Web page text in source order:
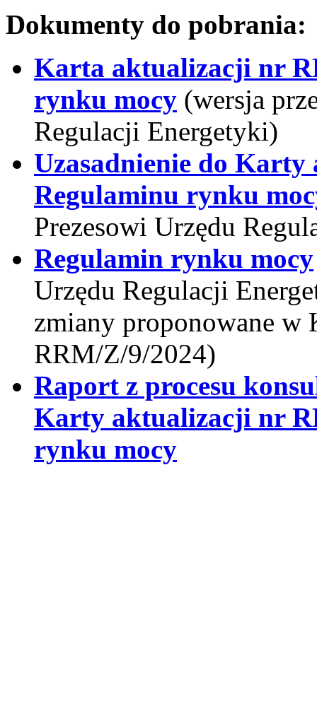
Dokumenty do pobrania:
Karta aktualizacji nr
rynku mocy (wersja
Regulacji Energetyki)
Uzasadnienie do
Regulaminu rynku
Prezesowi Urzędu
Regulamin rynku mocy
Urzędu Regulacji
zmiany proponowane w
RRM/Z/9/2024)
Raport z procesu
Karty aktualizacji nr
rynku mocy